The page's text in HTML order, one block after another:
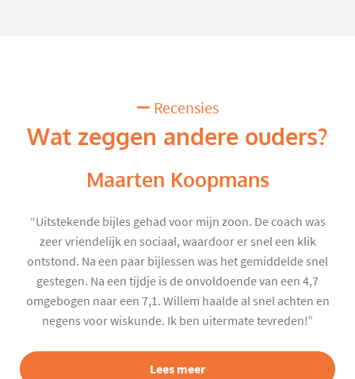
Recensies
Wat zeggen andere ouders?
Maarten Koopmans
“Uitstekende bijles gehad voor mijn zoon. De coach was
zeer vriendelijk en sociaal, waardoor er snel een klik
ontstond. Na een paar bijlessen was het gemiddelde snel
gestegen. Na een tijdje is de onvoldoende van een 4,7
omgebogen naar een 7,1. Willem haalde al snel achten en
negens voor wiskunde. Ik ben uitermate tevreden!”
Lees meer